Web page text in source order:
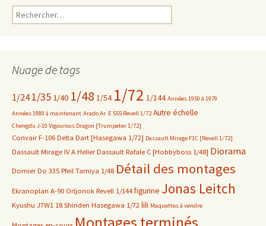
Rechercher :
Nuage de tags
1/24 1/35 1/40 1/48 1/54 1/72 1/144 Années 1950 à 1979
Années 1980 à maintenant Arado Ar. E 555 Revell 1/72 Autre échelle
Chengdu J-10 Vigourous Dragon [Trumpeter 1/72]
Convair F-106 Delta Dart [Hasegawa 1/72] Dassault Mirage F1C [Revell 1/72]
Dassault Mirage IV A Heller Dassault Rafale C [Hobbyboss 1/48] Diorama
Dornier Do 335 Pfeil Tamiya 1/48 Détail des montages
Ekranoplan A-90 Orljonok Revell 1/144 figurine Jonas Leitch
Kyushu J7W1 18 Shinden Hasegawa 1/72 lili Maquettes à vendre